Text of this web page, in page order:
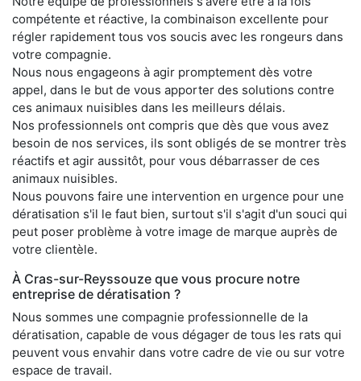
compétente et réactive, la combinaison excellente pour
régler rapidement tous vos soucis avec les rongeurs dans
votre compagnie.
Nous nous engageons à agir promptement dès votre
appel, dans le but de vous apporter des solutions contre
ces animaux nuisibles dans les meilleurs délais.
Nos professionnels ont compris que dès que vous avez
besoin de nos services, ils sont obligés de se montrer très
réactifs et agir aussitôt, pour vous débarrasser de ces
animaux nuisibles.
Nous pouvons faire une intervention en urgence pour une
dératisation s'il le faut bien, surtout s'il s'agit d'un souci qui
peut poser problème à votre image de marque auprès de
votre clientèle.
À Cras-sur-Reyssouze que vous procure notre
entreprise de dératisation ?
Nous sommes une compagnie professionnelle de la
dératisation, capable de vous dégager de tous les rats qui
peuvent vous envahir dans votre cadre de vie ou sur votre
espace de travail.